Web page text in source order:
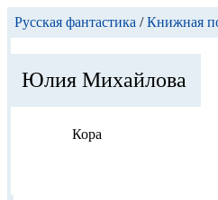
Русская фантастика /Книжная
Юлия Михайлова
Кора